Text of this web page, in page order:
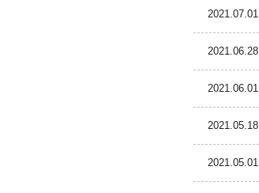
2021.07.01
2021.06.28
2021.06.01
2021.05.18
2021.05.01